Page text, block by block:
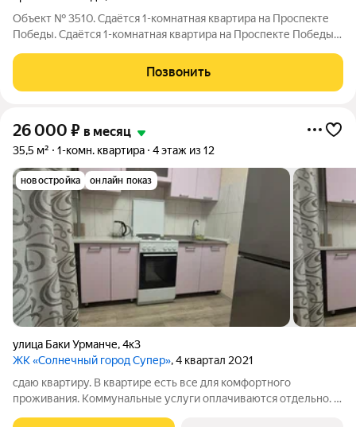
Объект № 3510. Сдаётся 1-комнатная квартира на Проспекте
Победы. Сдаётся 1-комнатная квартира на Проспекте Победы В
холодильник, стиральная машина, микроволновка, плита,
чайник. Просторная кухня,
Позвонить
26 000 ₽ в месяц
35,5 м² 1-комн. квартира 4 этаж из 12
новостройка онлайн показ
улица Баки Урманче,4к3
ЖК «Солнечный город Супер», 4 квартал 2021
сдаю квартиру. В квартире есть все для комфортного
проживания. Коммунальные услуги оплачиваются отдельно. В